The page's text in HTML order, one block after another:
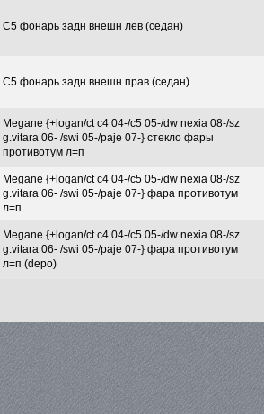
C5 фонарь задн внешн лев (седан)
C5 фонарь задн внешн прав (седан)
Megane {+logan/ct c4 04-/c5 05-/dw nexia 08-/sz
g.vitara 06- /swi 05-/paje 07-} стекло фары
противотум л=п
Megane {+logan/ct c4 04-/c5 05-/dw nexia 08-/sz
g.vitara 06- /swi 05-/paje 07-} фара противотум
л=п
Megane {+logan/ct c4 04-/c5 05-/dw nexia 08-/sz
g.vitara 06- /swi 05-/paje 07-} фара противотум
л=п (depo)